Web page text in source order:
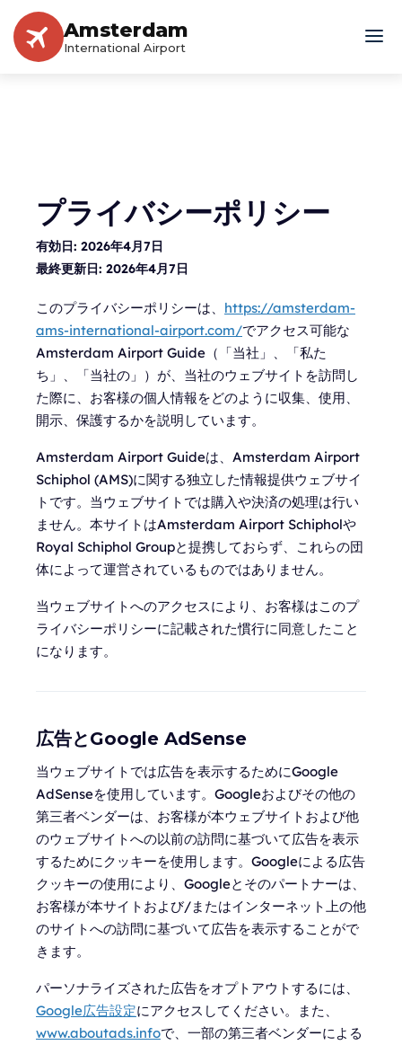
Amsterdam
International Airport
プライバシーポリシー
有効日: 2026年4月7日
最終更新日: 2026年4月7日
このプライバシーポリシーは、 https://amsterdam-
ams-international-airport.com/でアクセス可能な
Amsterdam Airport Guide（「当社」、「私た
ち」、「当社の」）が、当社のウェブサイトを訪問し
た際に、お客様の個人情報をどのように収集、使用、
開示、保護するかを説明しています。
Amsterdam Airport Guideは、Amsterdam Airport
Schiphol (AMS)に関する独立した情報提供ウェブサイ
トです。当ウェブサイトでは購入や決済の処理は行い
ません。本サイトはAmsterdam Airport Schipholや
Royal Schiphol Groupと提携しておらず、これらの団
体によって運営されているものではありません。
当ウェブサイトへのアクセスにより、お客様はこのプ
ライバシーポリシーに記載された慣行に同意したこと
になります。
広告とGoogle AdSense
当ウェブサイトでは広告を表示するためにGoogle
AdSenseを使用しています。Googleおよびその他の
第三者ベンダーは、お客様が本ウェブサイトおよび他
のウェブサイトへの以前の訪問に基づいて広告を表示
するためにクッキーを使用します。Googleによる広告
クッキーの使用により、Googleとそのパートナーは、
お客様が本サイトおよび/またはインターネット上の他
のサイトへの訪問に基づいて広告を表示することがで
きます。
パーソナライズされた広告をオプトアウトするには、
Google広告設定にアクセスしてください。また、
www.aboutads.infoで、一部の第三者ベンダーによる